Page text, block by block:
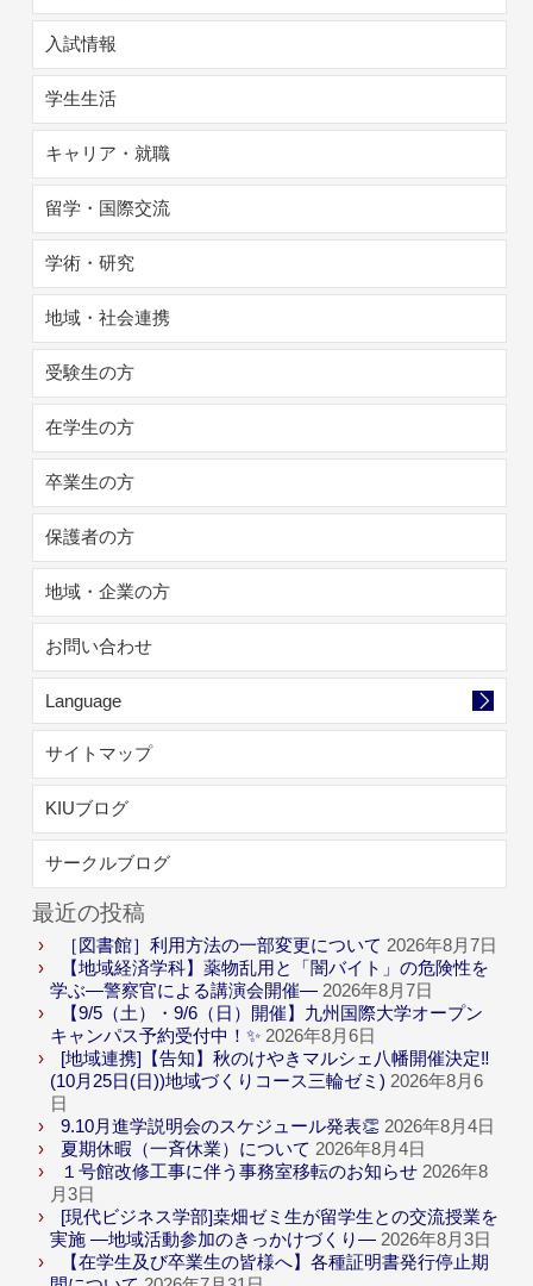
入試情報
学生生活
キャリア・就職
留学・国際交流
学術・研究
地域・社会連携
受験生の方
在学生の方
卒業生の方
保護者の方
地域・企業の方
お問い合わせ
Language
サイトマップ
KIUブログ
サークルブログ
最近の投稿
［図書館］利用方法の一部変更について 2026年8月7日
【地域経済学科】薬物乱用と「闇バイト」の危険性を
学ぶ―警察官による講演会開催― 2026年8月7日
【9/5（土）・9/6（日）開催】九州国際大学オープン
キャンパス予約受付中！✨ 2026年8月6日
[地域連携]【告知】秋のけやきマルシェ八幡開催決定‼
(10月25日(日))地域づくりコース三輪ゼミ) 2026年8月6
日
9.10月進学説明会のスケジュール発表👏 2026年8月4日
夏期休暇（一斉休業）について 2026年8月4日
１号館改修工事に伴う事務室移転のお知らせ 2026年8
月3日
[現代ビジネス学部]桒畑ゼミ生が留学生との交流授業を
実施 ―地域活動参加のきっかけづくり― 2026年8月3日
【在学生及び卒業生の皆様へ】各種証明書発行停止期